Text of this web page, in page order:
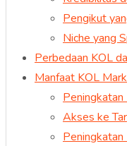
Pengikut
Niche yang
Perbedaan KOL
Manfaat KOL
Akses ke